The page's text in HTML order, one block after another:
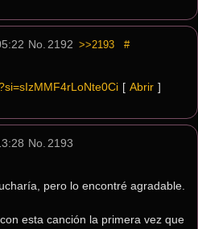
No. 2192 >>2193 #
[ Abrir ]
No. 2193
pero lo encontré agradable.
esta canción la primera vez que